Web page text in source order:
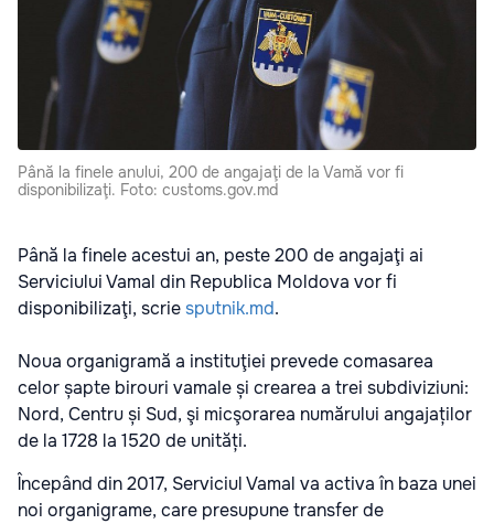
Până la finele anului, 200 de angajaţi de la Vamă vor fi
disponibilizaţi. Foto: customs.gov.md
Până la finele acestui an, peste 200 de angajaţi ai
Serviciului Vamal din Republica Moldova vor fi
disponibilizaţi, scriesputnik.md.
Noua organigramă a instituţiei prevede comasarea
celor șapte birouri vamale și crearea a trei subdiviziuni:
Nord, Centru și Sud, şi micşorarea numărului angajaților
de la 1728 la 1520 de unități.
Începând din 2017, Serviciul Vamal va activa în baza unei
noi organigrame, care presupune transfer de